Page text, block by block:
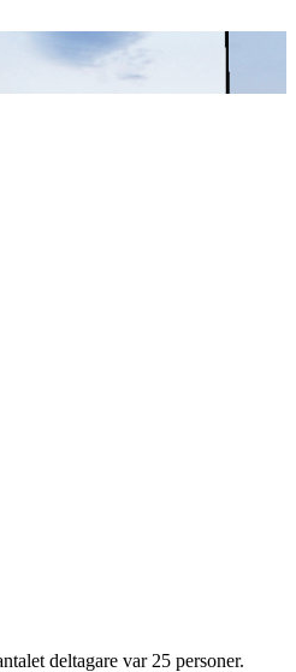
deltagare var 25 personer.